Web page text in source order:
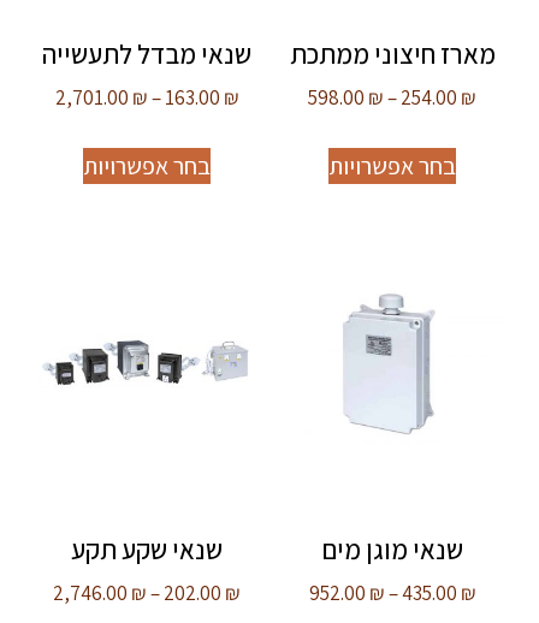
מארז חיצוני ממתכת
254.00 ₪
–
598.00 ₪
בחר אפשרויות
שנאי מבדל לתעשייה
163.00 ₪
–
2,701.00 ₪
בחר אפשרויות
שנאי מוגן מים
435.00 ₪
–
952.00 ₪
שנאי שקע תקע
202.00 ₪
–
2,746.00 ₪